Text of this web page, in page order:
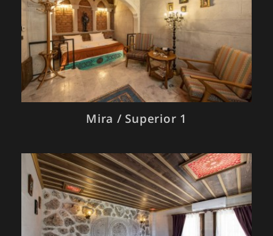
Mira / Superior 1